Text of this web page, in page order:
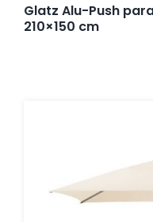
Glatz Alu-Push
210×150 cm